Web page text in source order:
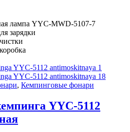
лампа YYC-MWD-5107-7
зарядки
, Кемпинговые фонари
YYC-5112